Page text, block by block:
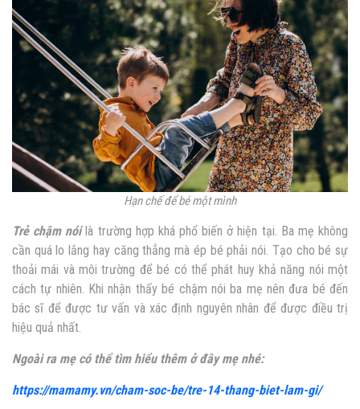
Hạn chế để bé một mình
Trẻ chậm nói là trường hợp khá phổ biến ở hiện tại. Ba mẹ không
cần quá lo lắng hay căng thẳng mà ép bé phải nói. Tạo cho bé sự
thoải mái và môi trường để bé có thể phát huy khả năng nói một
cách tự nhiên. Khi nhận thấy bé chậm nói ba mẹ nên đưa bé đến
bác sĩ để được tư vấn và xác định nguyên nhân để được điều trị
hiệu quả nhất.
Ngoài ra mẹ có thể tìm hiểu thêm ở đây mẹ nhé:
https://mamamy.vn/cham-soc-be/tre-14-thang-biet-lam-gi/